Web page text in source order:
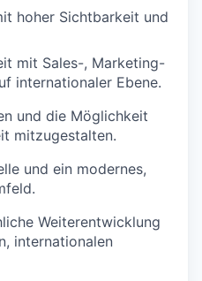
hoher Sichtbarkeit und
mit Sales-, Marketing-
internationaler Ebene.
und die Möglichkeit
mitzugestalten.
und ein modernes,
Weiterentwicklung
internationalen